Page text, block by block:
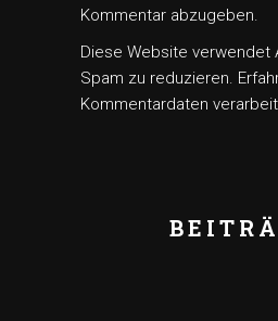
Kommentar abzugeben.
Diese Website verwendet
Spam zu reduzieren.
Kommentardaten